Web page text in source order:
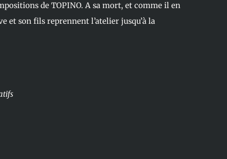
de TOPINO. A sa mort, et comme il en
et son fils reprennent l’atelier jusqu’à la